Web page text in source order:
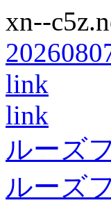
xn--
link
link
ルーズ
ルーズ